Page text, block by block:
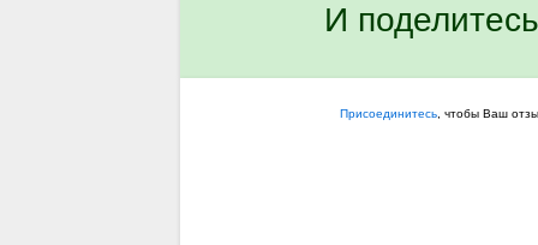
И
Присоединитесь , чтобы Ваш